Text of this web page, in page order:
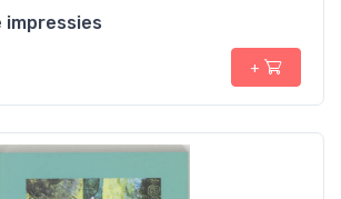
impressies
+